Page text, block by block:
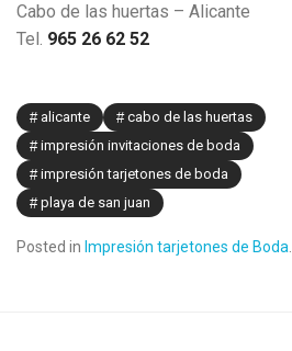
Cabo de las huertas – Alicante
Tel. 965 26 62 52
alicante
cabo de las huertas
impresión invitaciones de boda
impresión tarjetones de boda
playa de san juan
Posted in Impresión tarjetones de Boda.